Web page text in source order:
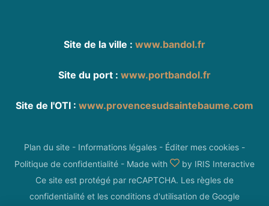
Site de la ville : www.bandol.fr
Site du port : www.portbandol.fr
Site de l'OTI : www.provencesudsaintebaume.com
Plan du site - Informations légales - Éditer mes cookies -
Politique de confidentialité - Made with by IRIS Interactive
Ce site est protégé par reCAPTCHA. Les règles de
confidentialité et les conditions d'utilisation de Google